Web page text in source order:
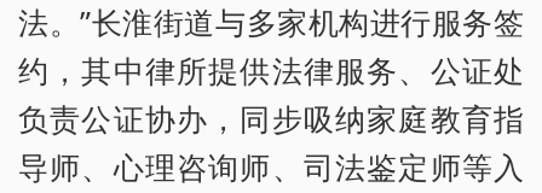
法。”长淮街道与多家机构进行服务签
约，其中律所提供法律服务、公证处
负责公证协办，同步吸纳家庭教育指
导师、心理咨询师、司法鉴定师等入